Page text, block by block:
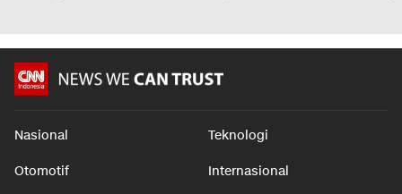
Nasional Teknologi
Otomotif Internasional